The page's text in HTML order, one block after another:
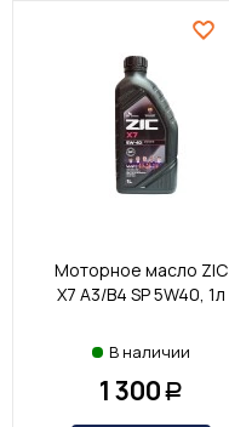
Моторное масло ZIC
X7 A3/B4 SP 5W40, 1л
В наличии
1 300 Р